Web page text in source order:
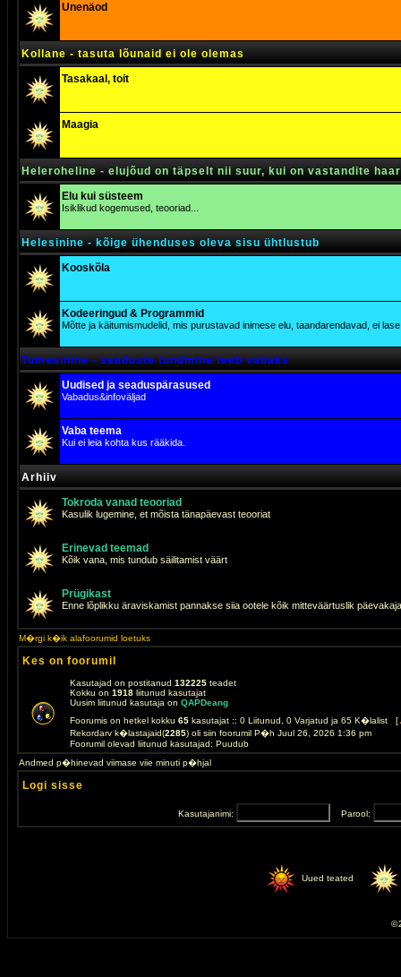
Unenäod
Kollane - tasuta lõunaid ei ole olemas
Tasakaal, toit
Maagia
Heleroheline - elujõud on täpselt nii suur, kui on vastandite
Elu kui süsteem
Isiklikud kogemused, teooriad...
Helesinine - kõige ühenduses oleva sisu ühtlustub
Kooskõla
Kodeeringud & Programmid
Mõtte ja käitumismudelid, mis purustavad inimese elu, taandarendavad, ei
Tumesinine - seaduste tundmine teeb vabaks
Uudised ja seaduspärasused
Vabadus&infoväljad
Vaba teema
Kui ei leia kohta kus rääkida.
Arhiiv
Tokroda vanad teooriad
Kasulik lugemine, et mõista tänapäevast teooriat
Erinevad teemad
Kõik vana, mis tundub säilitamist väärt
Prügikast
Enne lõplikku äraviskamist pannakse siia ootele kõik mitteväärtuslik
M�rgi k�ik alafoorumid loetuks
Kes on foorumil
Kasutajad on postitanud 132225 teadet
Kokku on 1918 liitunud kasutajat
Uusim liitunud kasutaja on QAPDeang
Foorumis on hetkel kokku 65 kasutajat :: 0 Liitunud, 0 Varjatud ja 65 K�lalist [
Rekordarv k�lastajaid(2285) oli siin foorumil P�h Juul 26, 2026 1:36 pm
Foorumil olevad liitunud kasutajad: Puudub
Andmed p�hinevad viimase viie minuti p�hjal
Logi sisse
Kasutajanimi: Parool:
Uued teated
©